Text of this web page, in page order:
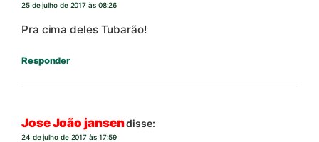
25 de julho de 2017 às 08:26
Pra cima deles Tubarão!
Responder
Jose João jansendisse:
24 de julho de 2017 às 17:59